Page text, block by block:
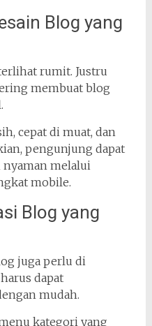
Blog yang
rumit. Justru
membuat blog
cepat di muat, dan
pengunjung dapat
nyaman melalui
mobile.
Blog yang
juga perlu di
dapat
mudah.
kategori yang